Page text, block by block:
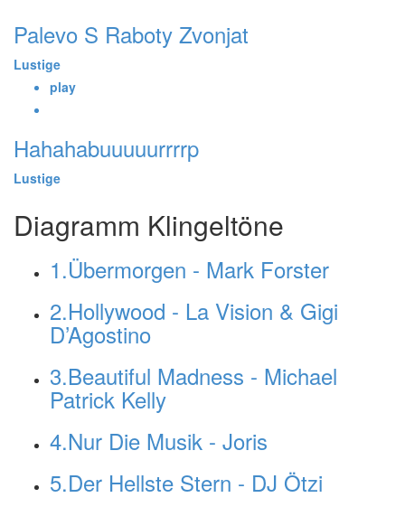
Palevo S Raboty Zvonjat
Lustige
play
Hahahabuuuuurrrrp
Lustige
Diagramm Klingeltöne
1.Übermorgen - Mark Forster
2.Hollywood - La Vision & Gigi
D’Agostino
3.Beautiful Madness - Michael
Patrick Kelly
4.Nur Die Musik - Joris
5.Der Hellste Stern - DJ Ötzi